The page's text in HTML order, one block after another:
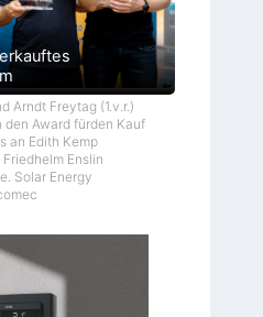
Arndt Freytag (1.v.r.)
Award fürden Kauf
an Edith Kemp
Enslin
Solar Energy